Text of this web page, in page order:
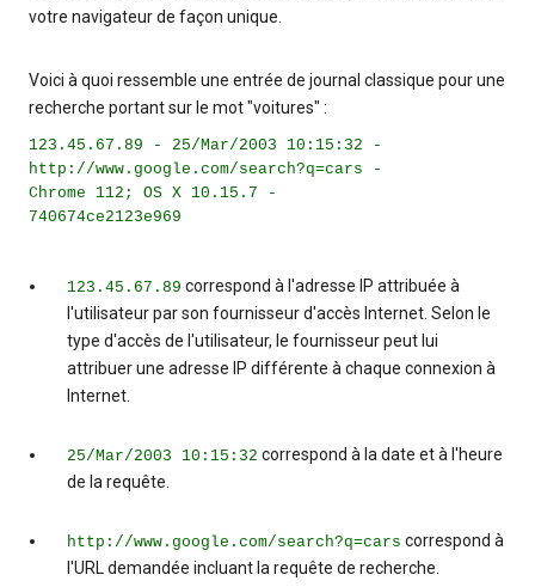
votre navigateur de façon unique.
Voici à quoi ressemble une entrée de journal classique pour une
recherche portant sur le mot "voitures" :
123.45.67.89 - 25/Mar/2003 10:15:32 -
http://www.google.com/search?q=cars -
Chrome 112; OS X 10.15.7 -
740674ce2123e969
123.45.67.89 correspond à l'adresse IP attribuée à
l'utilisateur par son fournisseur d'accès Internet. Selon le
type d'accès de l'utilisateur, le fournisseur peut lui
attribuer une adresse IP différente à chaque connexion à
Internet.
25/Mar/2003 10:15:32 correspond à la date et à l'heure
de la requête.
http://www.google.com/search?q=cars correspond à
l'URL demandée incluant la requête de recherche.